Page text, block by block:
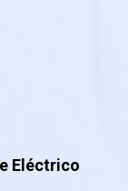
Eléctrico